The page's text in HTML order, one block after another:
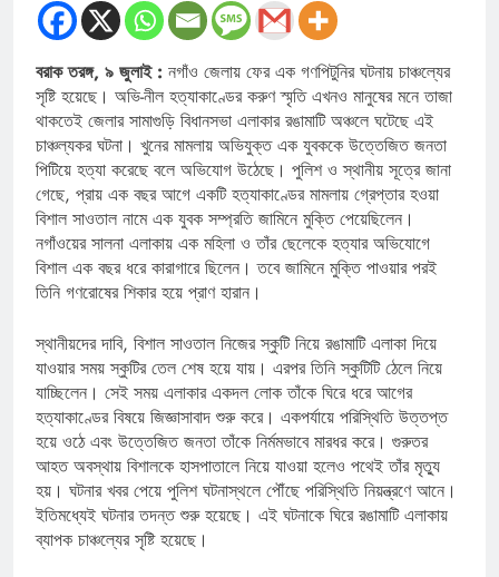
বরাক তরঙ্গ, ৯ জুলাই : নগাঁও জেলায় ফের এক গণপিটুনির ঘটনায় চাঞ্চল্যের
সৃষ্টি হয়েছে। অভি-নীল হত্যাকাণ্ডের করুণ স্মৃতি এখনও মানুষের মনে তাজা
থাকতেই জেলার সামাগুড়ি বিধানসভা এলাকার রঙামাটি অঞ্চলে ঘটেছে এই
চাঞ্চল্যকর ঘটনা। খুনের মামলায় অভিযুক্ত এক যুবককে উত্তেজিত জনতা
পিটিয়ে হত্যা করেছে বলে অভিযোগ উঠেছে। পুলিশ ও স্থানীয় সূত্রে জানা
গেছে, প্রায় এক বছর আগে একটি হত্যাকাণ্ডের মামলায় গ্রেপ্তার হওয়া
বিশাল সাওতাল নামে এক যুবক সম্প্রতি জামিনে মুক্তি পেয়েছিলেন।
নগাঁওয়ের সালনা এলাকায় এক মহিলা ও তাঁর ছেলেকে হত্যার অভিযোগে
বিশাল এক বছর ধরে কারাগারে ছিলেন। তবে জামিনে মুক্তি পাওয়ার পরই
তিনি গণরোষের শিকার হয়ে প্রাণ হারান।
স্থানীয়দের দাবি, বিশাল সাওতাল নিজের স্কুটি নিয়ে রঙামাটি এলাকা দিয়ে
যাওয়ার সময় স্কুটির তেল শেষ হয়ে যায়। এরপর তিনি স্কুটিটি ঠেলে নিয়ে
যাচ্ছিলেন। সেই সময় এলাকার একদল লোক তাঁকে ঘিরে ধরে আগের
হত্যাকাণ্ডের বিষয়ে জিজ্ঞাসাবাদ শুরু করে। একপর্যায়ে পরিস্থিতি উত্তপ্ত
হয়ে ওঠে এবং উত্তেজিত জনতা তাঁকে নির্মমভাবে মারধর করে। গুরুতর
আহত অবস্থায় বিশালকে হাসপাতালে নিয়ে যাওয়া হলেও পথেই তাঁর মৃত্যু
হয়। ঘটনার খবর পেয়ে পুলিশ ঘটনাস্থলে পৌঁছে পরিস্থিতি নিয়ন্ত্রণে আনে।
ইতিমধ্যেই ঘটনার তদন্ত শুরু হয়েছে। এই ঘটনাকে ঘিরে রঙামাটি এলাকায়
ব্যাপক চাঞ্চল্যের সৃষ্টি হয়েছে।